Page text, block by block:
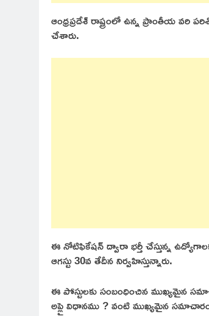
ఆంధ్రప్రదేశ్ రాష్ట్రంలో ఉన్న ప్రాంతీయ వరి
చేశారు.
ఈ నోటిఫికేషన్ ద్వారా భర్తీ చేస్తున్న
ఆగస్టు 30వ తేదీన నిర్వహిస్తున్నారు.
ఈ పోస్టులకు సంబంధించిన ముఖ్యమైన
అప్లై విధానము ? వంటి ముఖ్యమైన